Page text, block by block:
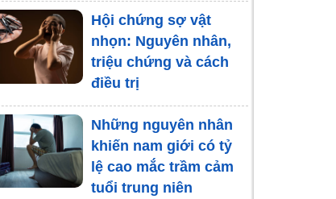
Hội chứng sợ vật
nhọn: Nguyên nhân,
triệu chứng và cách
điều trị
Những nguyên nhân
khiến nam giới có tỷ
lệ cao mắc trầm cảm
tuổi trung niên